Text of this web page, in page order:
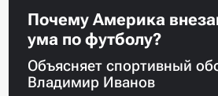
Почему Америка
ума по футболу?
Объясняет спортивный
Владимир Иванов